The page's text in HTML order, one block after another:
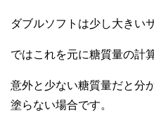
ダブルソフトは少し大きい
ではこれを元に糖質量の計
意外と少ない糖質量だと分
塗らない場合です。